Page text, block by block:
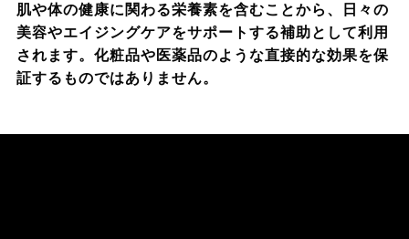
肌や体の健康に関わる栄養素を含むことから、日々の
美容やエイジングケアをサポートする補助として利用
されます。化粧品や医薬品のような直接的な効果を保
証するものではありません。